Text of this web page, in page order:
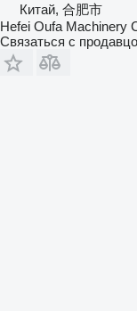
Китай, 合肥市
Hefei Oufa Machinery
Связаться с